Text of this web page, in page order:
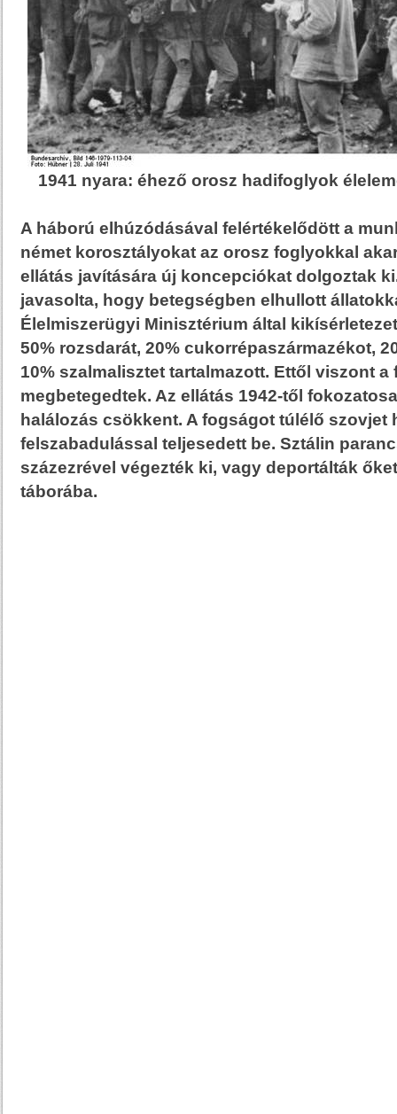
1941 nyara: éhező orosz hadifoglyok
A háború elhúzódásával felértékelődött a
német korosztályokat az orosz foglyokkal
ellátás javítására új koncepciókat dolgoztak
javasolta, hogy betegségben elhullott
Élelmiszerügyi Minisztérium által
50% rozsdarát, 20% cukorrépaszármazékot,
10% szalmalisztet tartalmazott. Ettől viszont a
megbetegedtek. Az ellátás 1942-től
halálozás csökkent. A fogságot túlélő szovjet
felszabadulással teljesedett be. Sztálin
százezrével végezték ki, vagy deportálták
táborába.